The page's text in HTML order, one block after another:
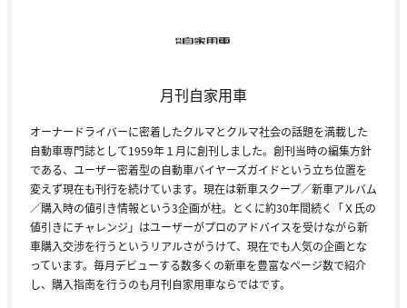
月刊自家用車
オーナードライバーに密着したクルマとクルマ社会の話題を満載した
自動車専門誌として1959年１月に創刊しました。創刊当時の編集方針
である、ユーザー密着型の自動車バイヤーズガイドという立ち位置を
変えず現在も刊行を続けています。現在は新車スクープ／新車アルバム
／購入時の値引き情報という3企画が柱。とくに約30年間続く「Ｘ氏の
値引きにチャレンジ」はユーザーがプロのアドバイスを受けながら新
車購入交渉を行うというリアルさがうけて、現在でも人気の企画とな
っています。毎月デビューする数多くの新車を豊富なページ数で紹介
し、購入指南を行うのも月刊自家用車ならではです。